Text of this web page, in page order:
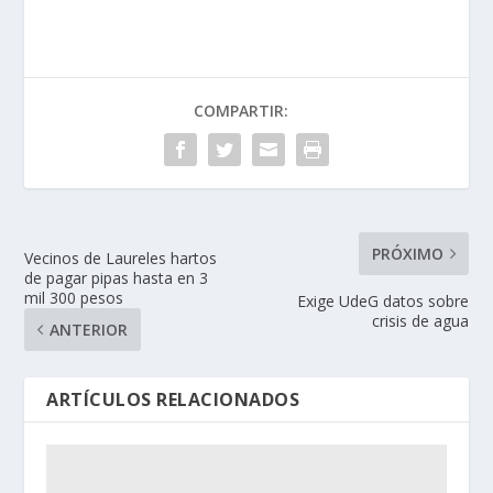
COMPARTIR:
Vecinos de Laureles hartos
de pagar pipas hasta en 3
mil 300 pesos
ANTERIOR
PRÓXIMO
Exige UdeG datos sobre
crisis de agua
ARTÍCULOS RELACIONADOS